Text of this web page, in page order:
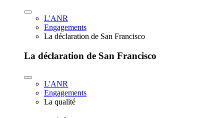
L'ANR
Engagements
La déclaration de San Francisco
La déclaration de San Francisco
L'ANR
Engagements
La qualité